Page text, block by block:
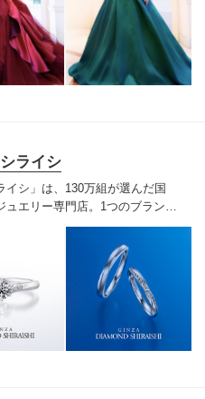
ライシ
イシ」は、130万組が選んだ国
ュエリー専門店。1つのブランド
類以上の豊富なデザインを取り
」と「好き」を同時に叶えた満
ご提案しています。多くのお客
、一生身に着けるための指輪
フターサービスをぜひ一度店